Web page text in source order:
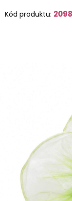
Kód produktu: